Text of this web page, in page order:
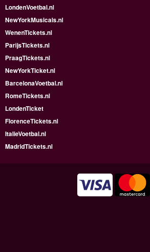
LondenVoetbal.nl
NewYorkMusicals.nl
WenenTickets.nl
ParijsTickets.nl
PraagTickets.nl
NewYorkTicket.nl
BarcelonaVoetbal.nl
RomeTickets.nl
LondenTicket
FlorenceTickets.nl
ItalieVoetbal.nl
MadridTickets.nl